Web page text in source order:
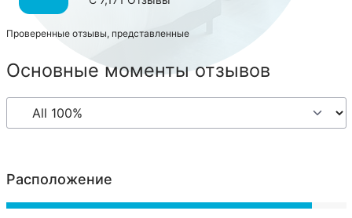
Проверенные отзывы, представленные
Основные моменты отзывов
Расположение